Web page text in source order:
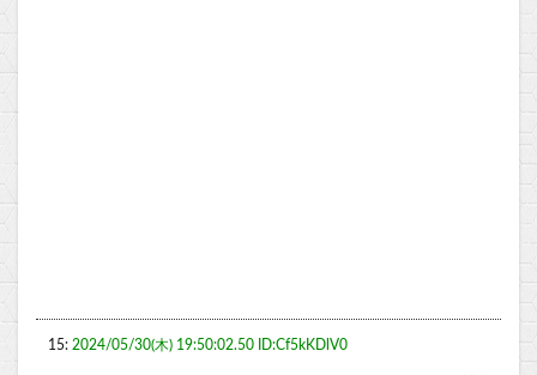
15: 2024/05/30(木) 19:50:02.50 ID:Cf5kKDlV0